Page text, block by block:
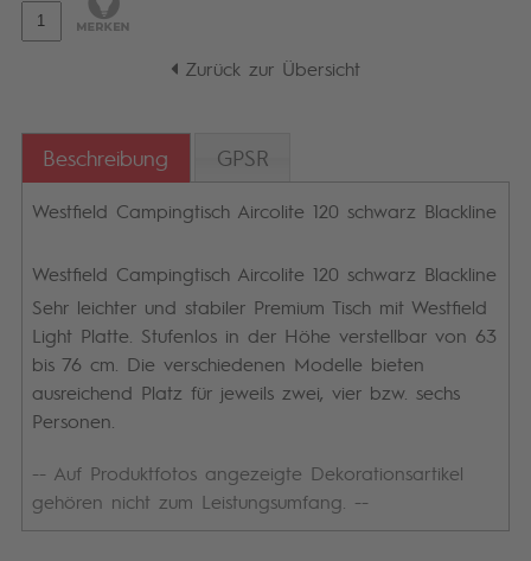
Zurück zur Übersicht
Beschreibung GPSR
Westfield Campingtisch Aircolite 120 schwarz Blackline
Westfield Campingtisch Aircolite 120 schwarz Blackline
Sehr leichter und stabiler Premium Tisch mit Westfield
Light Platte. Stufenlos in der Höhe verstellbar von 63
bis 76 cm. Die verschiedenen Modelle bieten
ausreichend Platz für jeweils zwei, vier bzw. sechs
Personen.
-- Auf Produktfotos angezeigte Dekorationsartikel
gehören nicht zum Leistungsumfang. --